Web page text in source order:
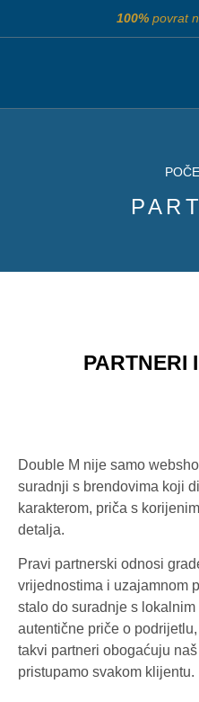
100%povrat
PARTNERI
Double M nije samo
suradnji s brendovima koji
karakterom, priča s
detalja.
Pravi partnerski odnosi
vrijednostima i uzajamnom
stalo do suradnje s
autentične priče o
takvi partneri obogaćuju
pristupamo svakom klijentu.